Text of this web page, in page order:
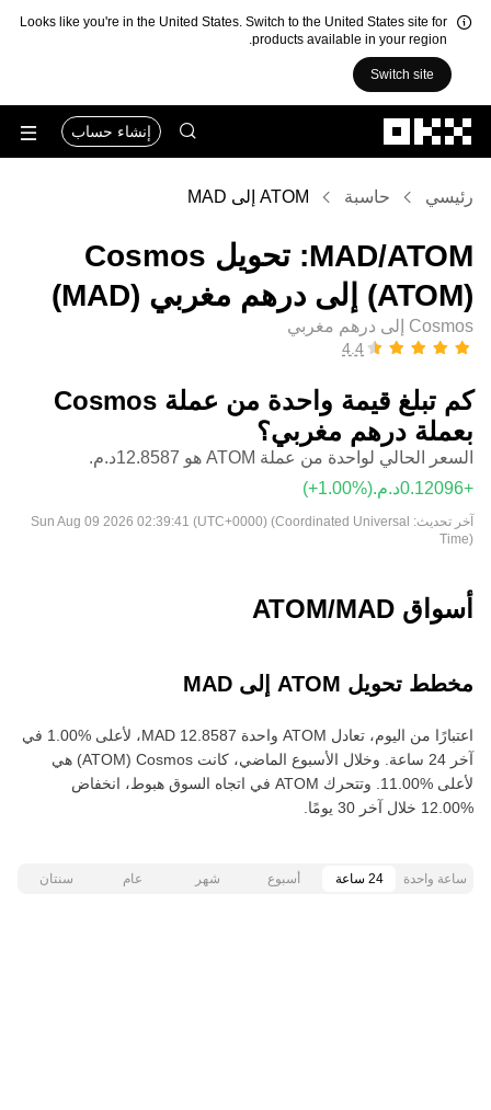
Looks like you're in the United States. Switch to the United States site for
products available in your region.
Switch site
إنشاء حساب
رئيسي حاسبة ATOM إلى MAD
‏ATOM/‏MAD: تحويل ‏Cosmos
(‏ATOM) إلى ‏درهم مغربي (‏MAD)
Cosmos إلى درهم مغربي
كم تبلغ قيمة واحدة من عملة ‏Cosmos
بعملة ‏درهم مغربي؟
السعر الحالي لواحدة من عملة ATOM هو ‏‎‏‎12.8587‏‏د.م.‏
(‏‎+1.00‎%‎‏)
آخر تحديث: Sun Aug 09 2026 02:39:41 (UTC+0000) (Coordinated Universal
Time)
أسواق ATOM/MAD
مخطط تحويل ATOM إلى MAD
اعتبارًا من اليوم، تعادل ATOM واحدة ‏‎‏‎12.8587‏‏ MAD‏، لأعلى‏ ‏‎1.00‎%‎‏ في
آخر 24 ساعة. وخلال الأسبوع الماضي، كانت Cosmos‏ (ATOM) هي
لأعلى‏ ‏‎11.00‎%‎‏. وتتحرك ATOM في اتجاه السوق هبوط‏، انخفاض‏
ساعة واحدة 24 ساعة أسبوع شهر عام سنتان